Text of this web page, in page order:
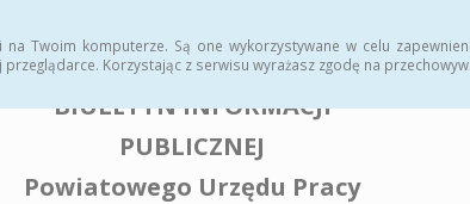
Twoim komputerze. Są one wykorzystywane w celu
Korzystając z serwisu wyrażasz zgodę na
BIULETYN INFORMACJI
PUBLICZNEJ
Powiatowego Urzędu Pracy